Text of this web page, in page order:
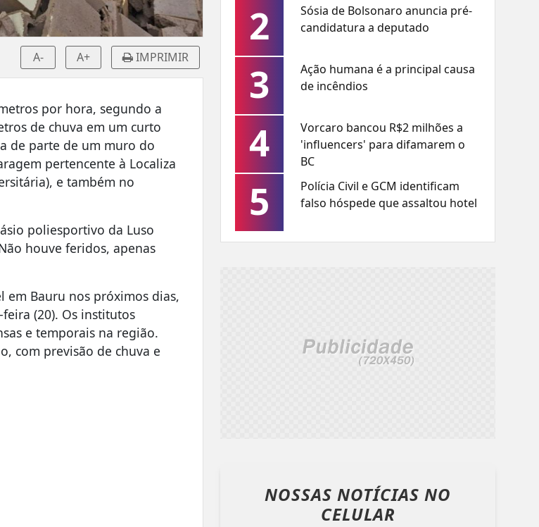
A- A+ IMPRIMIR
por hora, segundo a
de chuva em um curto
de parte de um muro do
pertencente à Localiza
e também no
poliesportivo da Luso
houve feridos, apenas
Bauru nos próximos dias,
(20). Os institutos
e temporais na região.
com previsão de chuva e
2
Sósia de Bolsonaro anuncia pré-
candidatura a deputado
3
Ação humana é a principal causa
de incêndios
4
Vorcaro bancou R$2 milhões a
'influencers' para difamarem o
BC
5
Polícia Civil e GCM identificam
falso hóspede que assaltou hotel
NOSSAS NOTÍCIASNO
CELULAR